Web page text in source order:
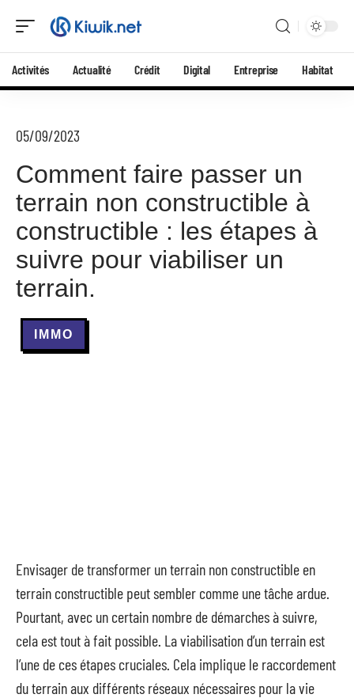
Activités Actualité Crédit Digital Entreprise Habitat
05/09/2023
Comment faire passer un
terrain non constructible à
constructible : les étapes à
suivre pour viabiliser un
terrain.
IMMO
Envisager de transformer un terrain non constructible en
terrain constructible peut sembler comme une tâche ardue.
Pourtant, avec un certain nombre de démarches à suivre,
cela est tout à fait possible. La viabilisation d’un terrain est
l’une de ces étapes cruciales. Cela implique le raccordement
du terrain aux différents réseaux nécessaires pour la vie